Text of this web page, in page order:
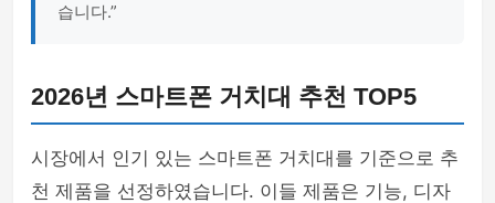
습니다.”
2026년 스마트폰 거치대 추천 TOP5
시장에서 인기 있는 스마트폰 거치대를 기준으로 추
천 제품을 선정하였습니다. 이들 제품은 기능, 디자